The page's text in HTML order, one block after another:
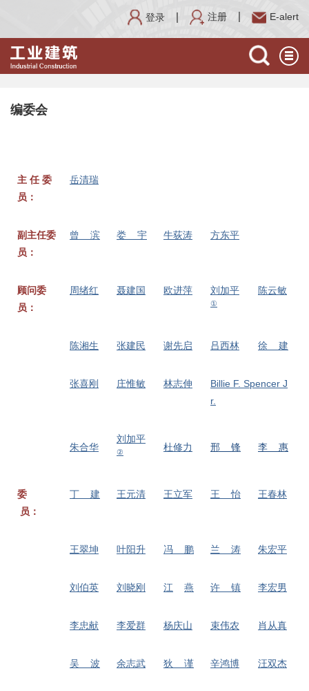
登录 注册 E-alert
编委会
主 任 委
员：
岳清瑞
副主任委
员：
曾 滨 娄 宇 牛荻涛 方东平
顾问委
员：
周绪红 聂建国 欧进萍 刘加平
①
陈云敏
陈湘生 张建民 谢先启 吕西林 徐 建
张喜刚 庄惟敏 林志伸
Billie F. Spencer J
r.
朱合华
刘加平
② 杜修力 邢 锋 李 惠
委
员：
丁 建 王元清 王立军 王 怡 王春林
王翠坤 叶阳升 冯 鹏 兰 涛 朱宏平
刘伯英 刘晓刚 江 燕 许 镇 李宏男
李忠献 李爱群 杨庆山 束伟农 肖从真
吴 波 余志武 狄 谨 辛鸿博 汪双杰